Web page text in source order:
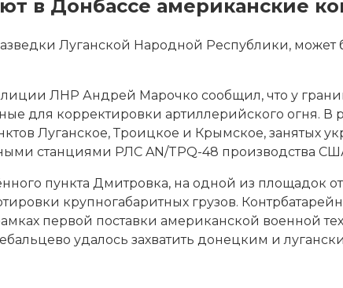
в Донбассе американские
Луганской Народной Республики,
ЛНР Андрей Марочко сообщил, что у
для корректировки артиллерийского огня. В
Луганское, Троицкое и Крымское,
станциями РЛС AN/TPQ-48 производства
пункта Дмитровка, на одной из площадок
крупногабаритных грузов.
первой поставки американской военной
удалось захватить донецким и